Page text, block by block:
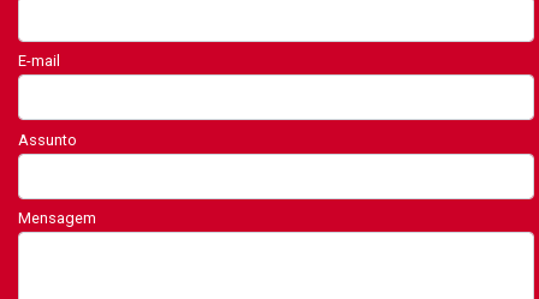
E-mail
Assunto
Mensagem